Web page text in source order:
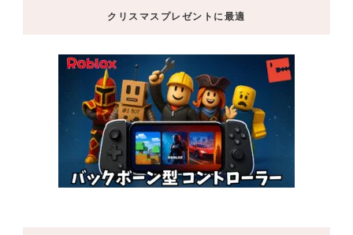
クリスマスプレゼントに最適